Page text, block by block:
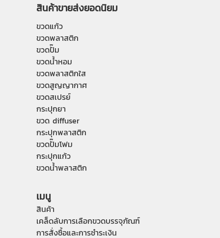
สินค้าขายส่งยอดนิยม
ขวดแก้ว
ขวดพลาสติก
ขวดปั๊ม
ขวดน้ำหอม
ขวดพลาสติกใส
ขวดสูญญากาศ
ขวดสเปรย์
กระปุกยา
ขวด diffuser
กระปุกพลาสติก
ขวดปั๊มโฟม
กระปุกแก้ว
ขวดน้ำพลาสติก
เมนู
สินค้า
เคล็ดลับการเลือกขวดบรรจุภัณฑ์
การสั่งซื้อและการชำระเงิน